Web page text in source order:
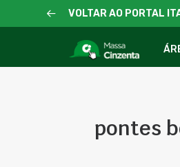
VOLTAR AO PORTAL
pontes